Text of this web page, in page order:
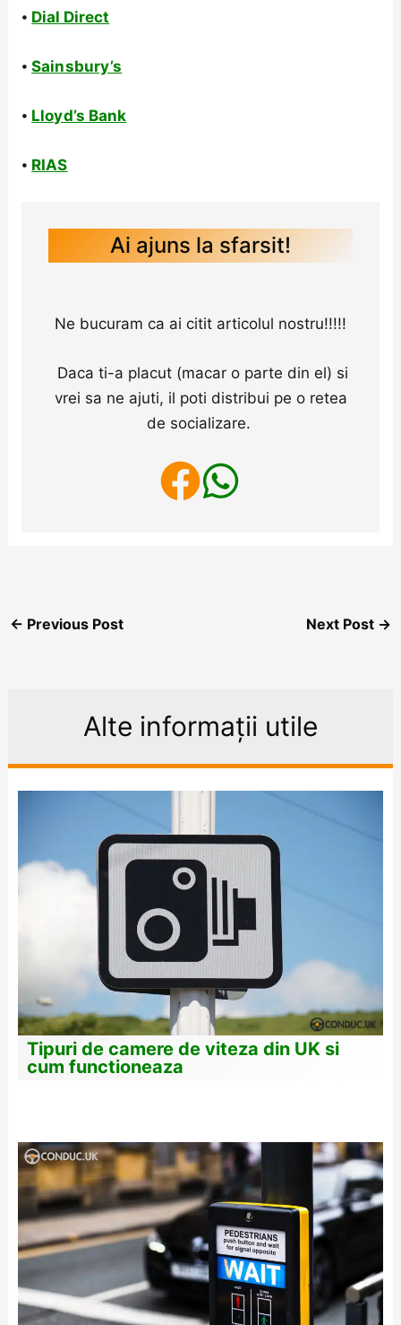
⦁ Dial Direct
⦁Sainsbury’s
⦁ Lloyd’s Bank
⦁ RIAS
Ai ajuns la sfarsit!
Ne bucuram ca ai citit articolul nostru!!!!!
Daca ti-a placut (macar o parte din el) si
vrei sa ne ajuti, il poti distribui pe o retea
de socializare.
← Previous Post Next Post →
Alte informații utile
Tipuri de camere de viteza din UK si
cum functioneaza